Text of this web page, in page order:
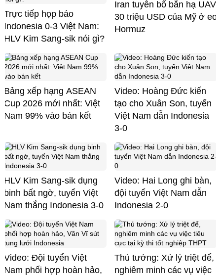
Trực tiếp họp báo
Indonesia 0-3 Việt Nam:
HLV Kim Sang-sik nói gì?
Iran tuyên bố bắn hạ UAV
30 triệu USD của Mỹ ở eo
Hormuz
Bảng xếp hạng ASEAN
Cup 2026 mới nhất: Việt
Nam 99% vào bán kết
Video: Hoàng Đức kiến
tạo cho Xuân Son, tuyển
Việt Nam dẫn Indonesia
3-0
HLV Kim Sang-sik dụng
binh bất ngờ, tuyển Việt
Nam thắng Indonesia 3-0
Video: Hai Long ghi bàn,
đội tuyển Việt Nam dẫn
Indonesia 2-0
Video: Đội tuyển Việt
Nam phối hợp hoàn hảo,
Thủ tướng: Xử lý triệt để,
nghiêm minh các vụ việc